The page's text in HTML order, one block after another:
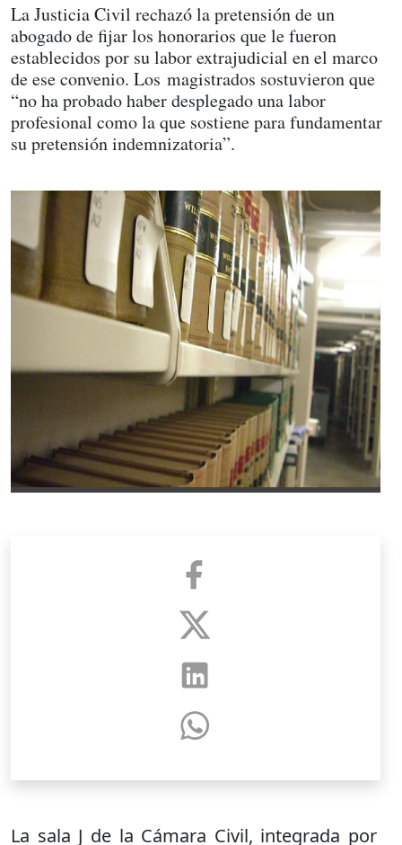
La Justicia Civil rechazó la pretensión de un
abogado de fijar los honorarios que le fueron
establecidos por su labor extrajudicial en el marco
de ese convenio. Los magistrados sostuvieron que
“no ha probado haber desplegado una labor
profesional como la que sostiene para fundamentar
su pretensión indemnizatoria”.
La sala J de la Cámara Civil, integrada por